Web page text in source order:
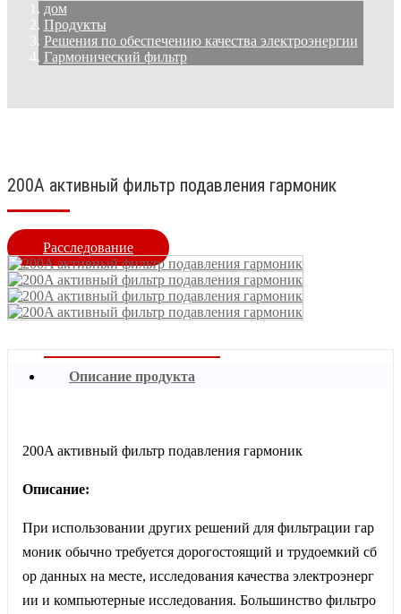
дом
Продукты
Решения по обеспечению качества электроэнергии
Гармонический фильтр
200A активный фильтр подавления гармоник
Расследование
Описание продукта
200A активный фильтр подавления гармоник
Описание:
При использовании других решений для фильтрации гар
моник обычно требуется дорогостоящий и трудоемкий сб
ор данных на месте, исследования качества электроэнерг
ии и компьютерные исследования. Большинство фильтро